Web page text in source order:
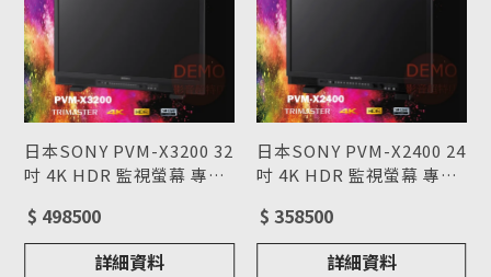
日本SONY PVM-X3200 32
吋 4K HDR 監視螢幕 專業
$ 498500
詳細資料
日本SONY PVM-X2400 24
吋 4K HDR 監視螢幕 專業
$ 358500
詳細資料